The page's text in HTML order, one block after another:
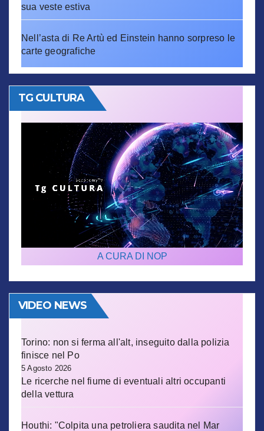
sua veste estiva
Nell’asta di Re Artù ed Einstein hanno sorpreso le
carte geografiche
TG CULTURA
A CURA DI NOP
VIDEO NEWS
Torino: non si ferma all'alt, inseguito dalla polizia
finisce nel Po
5 Agosto 2026
Le ricerche nel fiume di eventuali altri occupanti
della vettura
Houthi: "Colpita una petroliera saudita nel Mar